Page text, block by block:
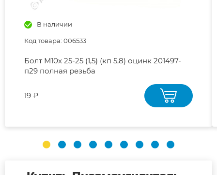
В наличии
Код товара: 006533
Болт М10х 25-25 (1,5) (кп 5,8) оцинк 201497-
п29 полная резьба
19 ₽